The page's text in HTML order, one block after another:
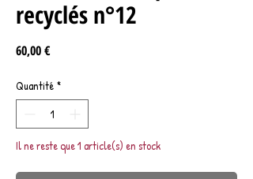
recyclés n°12
60,00 €Prix
Quantité *
Il ne reste que 1 article(s) en stock